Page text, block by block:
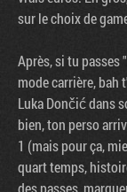
sur le choix de
Après, si tu passes
mode carrière, bah
Luka Dončić dans
bien, ton perso
1 (mais pour ça,
quart temps,
des passes,